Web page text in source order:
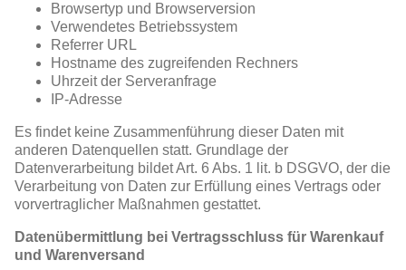
Browsertyp und Browserversion
Verwendetes Betriebssystem
Referrer URL
Hostname des zugreifenden Rechners
Uhrzeit der Serveranfrage
IP-Adresse
Es findet keine Zusammenführung dieser Daten mit
anderen Datenquellen statt. Grundlage der
Datenverarbeitung bildet Art. 6 Abs. 1 lit. b DSGVO, der die
Verarbeitung von Daten zur Erfüllung eines Vertrags oder
vorvertraglicher Maßnahmen gestattet.
Datenübermittlung bei Vertragsschluss für Warenkauf
und Warenversand